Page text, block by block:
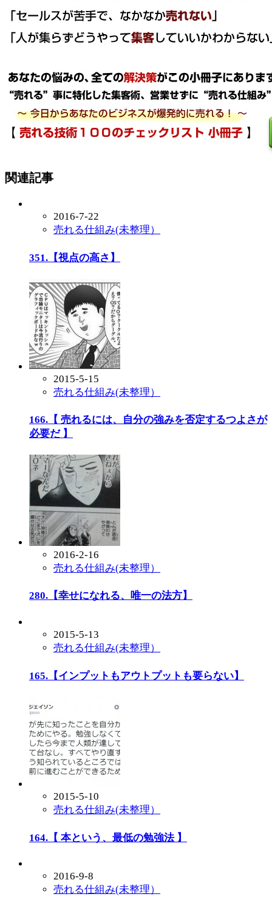
関連記事
2016-7-22
売れる仕組み(未整理）
351.【視点の高さ】
2015-5-15
売れる仕組み(未整理）
166.【 売れるには、自分の強みを否定するつよさが
必要だ 】
2016-2-16
売れる仕組み(未整理）
280.【幸せになれる、唯一の法方】
2015-5-13
売れる仕組み(未整理）
165.【インプットもアウトプットも要らない】
2015-5-10
売れる仕組み(未整理）
164.【 本という、最低の勉強法 】
2016-9-8
売れる仕組み(未整理）